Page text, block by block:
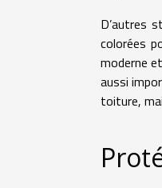
D’autres
colorées
moderne
aussi
toiture,